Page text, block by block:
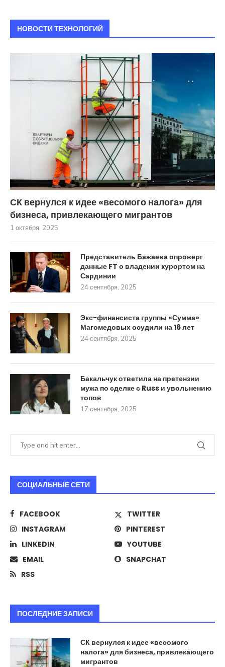
НОВОСТИ ТЕХНОЛОГИЙ
СК вернулся к идее «весомого налога» для
бизнеса, привлекающего мигрантов
1 октября, 2025
Представитель Бажаева опроверг
данные FT о владении курортом на
Сардинии
24 сентября, 2025
Экс-финансиста группы «Сумма»
Магомедовых осудили на 16 лет
24 сентября, 2025
Бакальчук ответила на претензии
мужа по сделке с Russ и увольнению
топов
17 сентября, 2025
СОЦИАЛЬНЫЕ СЕТИ
FACEBOOK
TWITTER
INSTAGRAM
PINTEREST
LINKEDIN
YOUTUBE
EMAIL
SNAPCHAT
RSS
ПОСЛЕДНИЕ ЗАПИСИ
СК вернулся к идее «весомого
налога» для бизнеса, привлекающего
мигрантов